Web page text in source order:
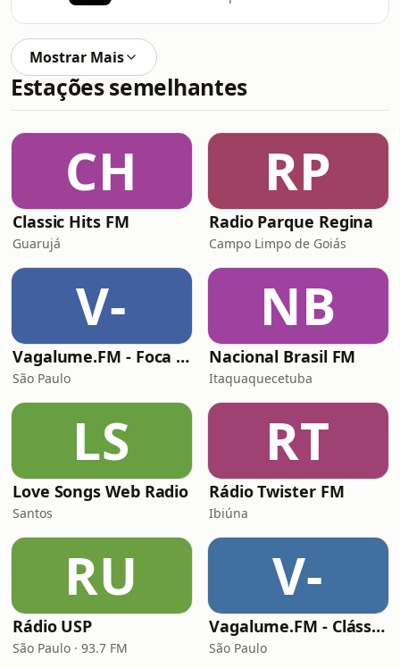
Mostrar Mais
Estações semelhantes
CH
Classic Hits FM
Guarujá
RP
Radio Parque Regina
Campo Limpo de Goiás
V-
Vagalume.FM - Foca no Estudo
São Paulo
NB
Nacional Brasil FM
Itaquaquecetuba
LS
Love Songs Web Radio
Santos
RT
Rádio Twister FM
Ibiúna
RU
Rádio USP
São Paulo · 93.7 FM
V-
Vagalume.FM - Clássicos de Natal
São Paulo